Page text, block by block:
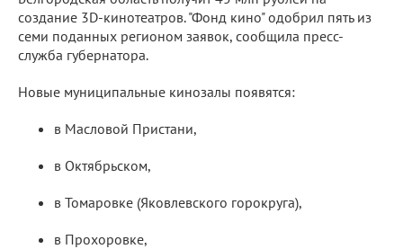
создание 3D-кинотеатров. "Фонд кино" одобрил пять из
семи поданных регионом заявок, сообщила пресс-
служба губернатора.
Новые муниципальные кинозалы появятся:
в Масловой Пристани,
в Октябрьском,
в Томаровке (Яковлевского горокруга),
в Прохоровке,